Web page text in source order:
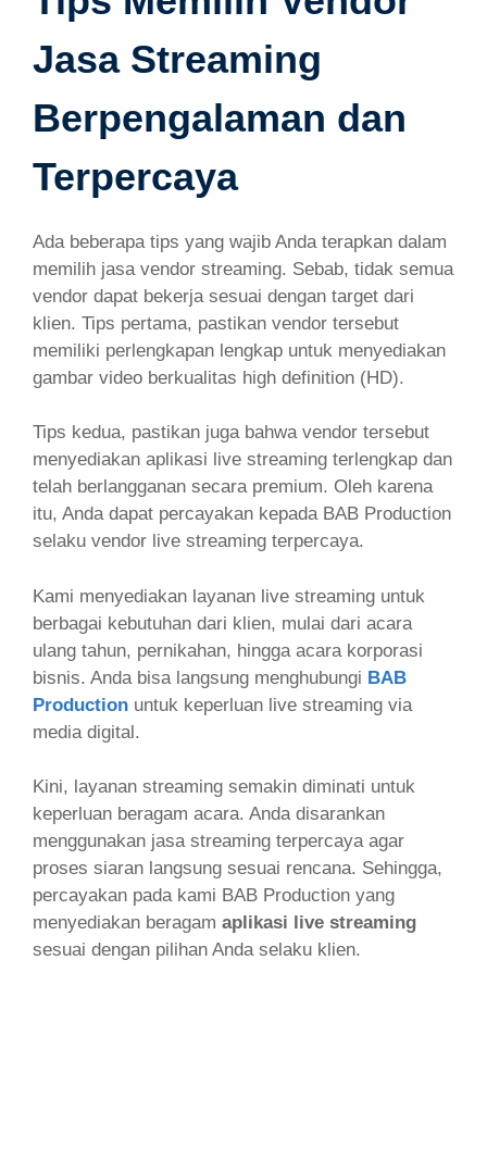
Jasa Streaming
Berpengalaman dan
Terpercaya
Ada beberapa tips yang wajib Anda terapkan dalam
memilih jasa vendor streaming. Sebab, tidak semua
vendor dapat bekerja sesuai dengan target dari
klien. Tips pertama, pastikan vendor tersebut
memiliki perlengkapan lengkap untuk menyediakan
gambar video berkualitas high definition (HD).
Tips kedua, pastikan juga bahwa vendor tersebut
menyediakan aplikasi live streaming terlengkap dan
telah berlangganan secara premium. Oleh karena
itu, Anda dapat percayakan kepada BAB Production
selaku vendor live streaming terpercaya.
Kami menyediakan layanan live streaming untuk
berbagai kebutuhan dari klien, mulai dari acara
ulang tahun, pernikahan, hingga acara korporasi
bisnis. Anda bisa langsung menghubungi BAB
Production untuk keperluan live streaming via
media digital.
Kini, layanan streaming semakin diminati untuk
keperluan beragam acara. Anda disarankan
menggunakan jasa streaming terpercaya agar
proses siaran langsung sesuai rencana. Sehingga,
percayakan pada kami BAB Production yang
menyediakan beragam aplikasi live streaming
sesuai dengan pilihan Anda selaku klien.